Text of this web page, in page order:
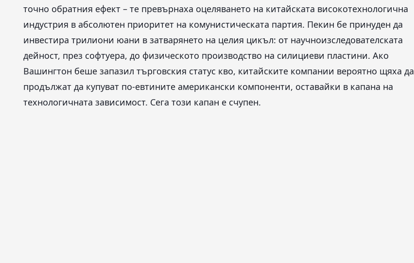
точно обратния ефект – те превърнаха оцеляването на китайската високотехнологична
индустрия в абсолютен приоритет на комунистическата партия. Пекин бе принуден да
инвестира трилиони юани в затварянето на целия цикъл: от научноизследователската
дейност, през софтуера, до физическото производство на силициеви пластини. Ако
Вашингтон беше запазил търговския статус кво, китайските компании вероятно щяха да
продължат да купуват по-евтините американски компоненти, оставайки в капана на
технологичната зависимост. Сега този капан е счупен.